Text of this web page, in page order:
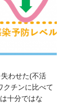
わせた(不活
クチンに比べて
十分ではな